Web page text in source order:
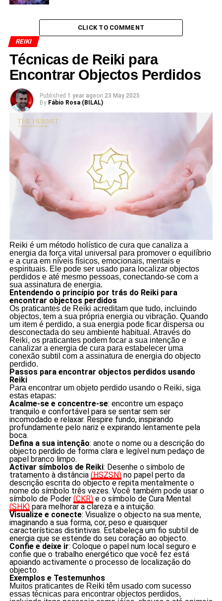
CLICK TO COMMENT
REIKI
Técnicas de Reiki para
Encontrar Objectos Perdidos
Published 1 year agoon 23 May 2025
By Fábio Rosa (BILAL)
Reiki é um método holístico de cura que canaliza a
energia da força vital universal para promover o equilíbrio
e a cura em níveis físicos, emocionais, mentais e
espirituais. Ele pode ser usado para localizar objectos
perdidos e até mesmo pessoas, conectando-se com a
sua assinatura de energia.
Entendendo o princípio por trás do Reiki para
encontrar objectos perdidos
Os praticantes de Reiki acreditam que tudo, incluindo
objectos, tem a sua própria energia ou vibração. Quando
um item é perdido, a sua energia pode ficar dispersa ou
desconectada do seu ambiente habitual. Através do
Reiki, os praticantes podem focar a sua intenção e
canalizar a energia de cura para estabelecer uma
conexão subtil com a assinatura de energia do objecto
perdido.
Passos para encontrar objectos perdidos usando
Reiki
Para encontrar um objeto perdido usando o Reiki, siga
estas etapas:
Acalme-se e concentre-se: encontre um espaço
tranquilo e confortável para se sentar sem ser
incomodado e relaxar. Respire fundo, inspirando
profundamente pelo nariz e expirando lentamente pela
boca.
Defina a sua intenção: anote o nome ou a descrição do
objecto perdido de forma clara e legível num pedaço de
papel branco limpo.
Activar símbolos de Reiki: Desenhe o símbolo de
tratamento à distância (HSZSN)no papel perto da
descrição escrita do objecto e repita mentalmente o
nome do símbolo três vezes. Você também pode usar o
símbolo de Poder (CKR)e o símbolo de Cura Mental
(SHK)para melhorar a clareza e a intuição.
Visualize e conecte: Visualize o objecto na sua mente,
imaginando a sua forma, cor, peso e quaisquer
características distintivas. Estabeleça um fio subtil de
energia que se estende do seu coração ao objecto.
Confie e deixe ir: Coloque o papel num local seguro e
confie que o trabalho energético que você fez está
apoiando activamente o processo de localização do
objecto.
Exemplos e Testemunhos
Muitos praticantes de Reiki têm usado com sucesso
essas técnicas para encontrar objectos perdidos,